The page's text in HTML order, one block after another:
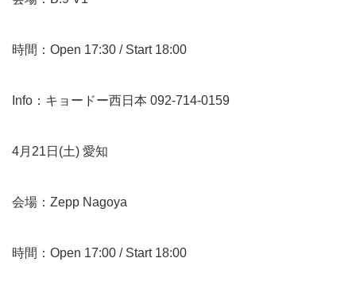
時間：Open 17:30 / Start 18:00
Info：キョードー西日本 092-714-0159
4月21日(土) 愛知
会場：Zepp Nagoya
時間：Open 17:00 / Start 18:00